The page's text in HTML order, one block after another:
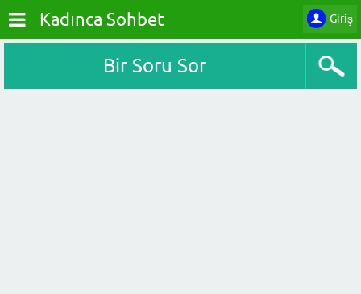
Giriş
Kadınca Sohbet
Bir Soru Sor